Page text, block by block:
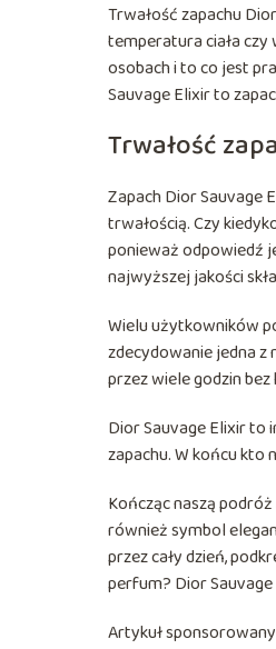
Trwałość zapachu
temperatura ciała
osobach i to co jest
Sauvage Elixir to
Trwałość
Zapach Dior
trwałością. Czy
ponieważ odpowiedź
najwyższej jakości
Wielu użytkowników
zdecydowanie jedna
przez wiele godzin
Dior Sauvage Elixir to
zapachu. W końcu kto
Kończąc naszą
również symbol
przez cały dzień,
perfum? Dior
Artykuł sponsorowany